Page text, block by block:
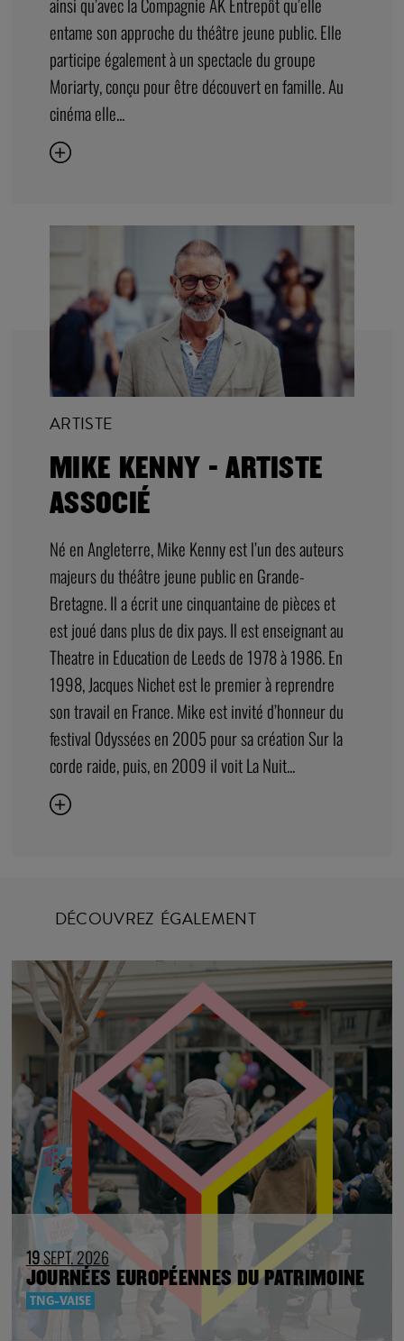
entame son approche du théâtre jeune public. Elle
participe également à un spectacle du groupe
Moriarty, conçu pour être découvert en famille. Au
cinéma elle...
ARTISTE
MIKE KENNY - ARTISTE
ASSOCIÉ
Né en Angleterre, Mike Kenny est l’un des auteurs
majeurs du théâtre jeune public en Grande-
Bretagne. Il a écrit une cinquantaine de pièces et
est joué dans plus de dix pays. Il est enseignant au
Theatre in Education de Leeds de 1978 à 1986. En
1998, Jacques Nichet est le premier à reprendre
son travail en France. Mike est invité d’honneur du
festival Odyssées en 2005 pour sa création Sur la
corde raide, puis, en 2009 il voit La Nuit...
DÉCOUVREZ ÉGALEMENT
19SEPT. 2026
JOURNÉES EUROPÉENNES DU PATRIMOINE
TNG-VAISE